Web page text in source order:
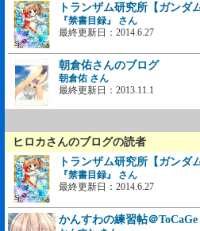
トランザム研究所【ガンダ
『禁書目録』 さん
最終更新日：2014.6.27
朝倉佑さんのブログ
朝倉佑 さん
最終更新日：2013.11.1
ヒロカさんのブログの読者
トランザム研究所【ガンダ
『禁書目録』 さん
最終更新日：2014.6.27
かんすわの練習帖＠ToCaGe